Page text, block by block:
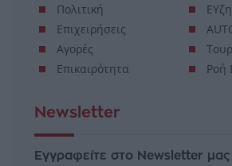
Πολιτική
Επιχειρήσεις
Αγορές
Επικαιρότητα
Ροή
Newsletter
Εγγραφείτε στο Newsletter μας